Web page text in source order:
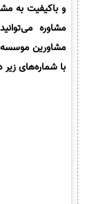
و باکیفیت به
مشاوره
مشاورین
با شماره‌های زیر